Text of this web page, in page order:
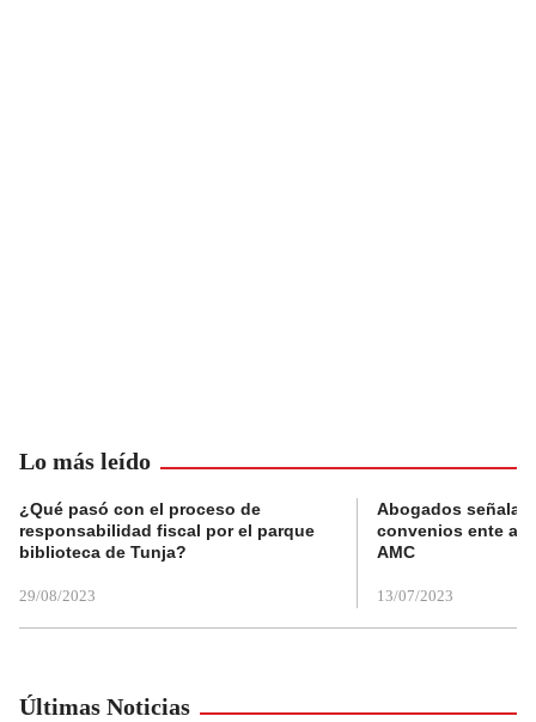
Lo más leído
¿Qué pasó con el proceso de
responsabilidad fiscal por el parque
biblioteca de Tunja?
29/08/2023
Abogados
convenios ente
AMC
13/07/2023
Últimas Noticias